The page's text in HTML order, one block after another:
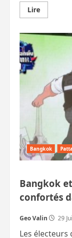
LireEn
savoir
TGV
fois,
le
projet
déraille
Bangkok
Bangkok
confortés
Geo Valin 29
Les électeurs